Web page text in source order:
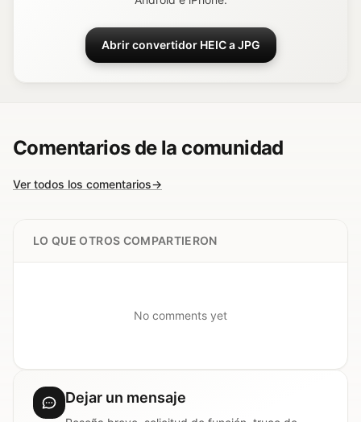
Abrir convertidor HEIC a JPG
Comentarios de la comunidad
Ver todos los comentarios→
LO QUE OTROS COMPARTIERON
No comments yet
Dejar un mensaje